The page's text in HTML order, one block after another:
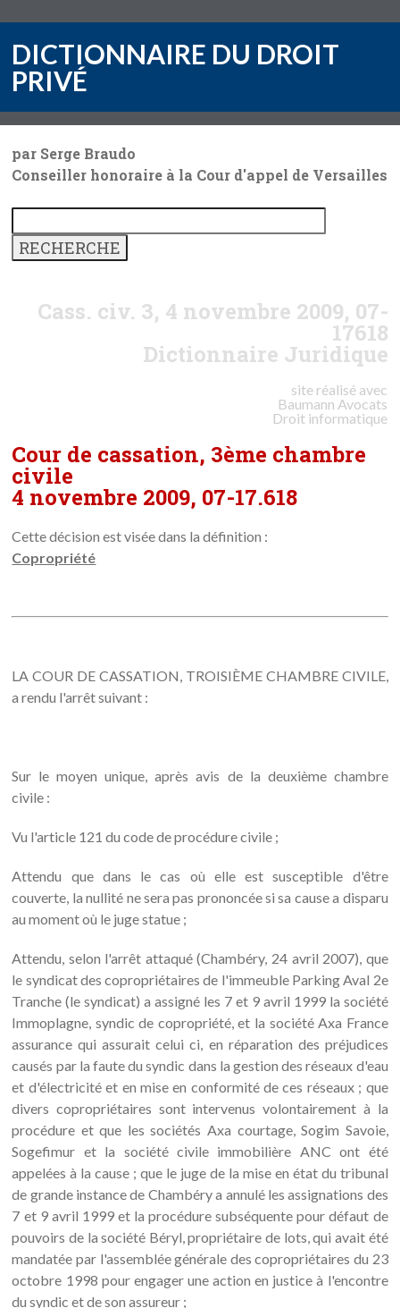
DICTIONNAIRE DU DROIT
PRIVÉ
par Serge Braudo
Conseiller honoraire à la Cour d'appel de Versailles
Cass. civ. 3, 4 novembre 2009, 07-
17618
Dictionnaire Juridique
site réalisé avec
Baumann Avocats
Droit informatique
Cour de cassation, 3ème chambre
civile
4 novembre 2009, 07-17.618
Cette décision est visée dans la définition :
Copropriété
LA COUR DE CASSATION, TROISIÈME CHAMBRE CIVILE,
a rendu l'arrêt suivant :
Sur le moyen unique, après avis de la deuxième chambre
civile :
Vu l'article 121 du code de procédure civile ;
Attendu que dans le cas où elle est susceptible d'être
couverte, la nullité ne sera pas prononcée si sa cause a disparu
au moment où le juge statue ;
Attendu, selon l'arrêt attaqué (Chambéry, 24 avril 2007), que
le syndicat des copropriétaires de l'immeuble Parking Aval 2e
Tranche (le syndicat) a assigné les 7 et 9 avril 1999 la société
Immoplagne, syndic de copropriété, et la société Axa France
assurance qui assurait celui ci, en réparation des préjudices
causés par la faute du syndic dans la gestion des réseaux d'eau
et d'électricité et en mise en conformité de ces réseaux ; que
divers copropriétaires sont intervenus volontairement à la
procédure et que les sociétés Axa courtage, Sogim Savoie,
Sogefimur et la société civile immobilière ANC ont été
appelées à la cause ; que le juge de la mise en état du tribunal
de grande instance de Chambéry a annulé les assignations des
7 et 9 avril 1999 et la procédure subséquente pour défaut de
pouvoirs de la société Béryl, propriétaire de lots, qui avait été
mandatée par l'assemblée générale des copropriétaires du 23
octobre 1998 pour engager une action en justice à l'encontre
du syndic et de son assureur ;